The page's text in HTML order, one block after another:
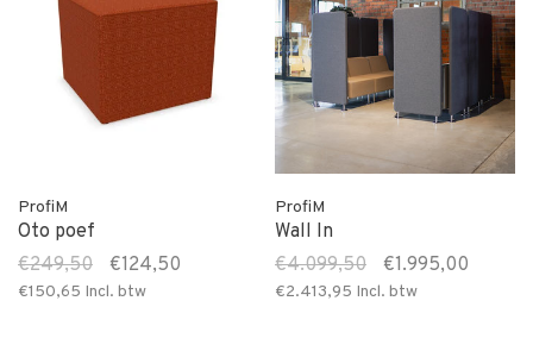
ProfiM
Oto poef
€249,50
€124,50
€150,65 Incl. btw
ProfiM
Wall In
€4.099,50
€1.995,00
€2.413,95 Incl. btw